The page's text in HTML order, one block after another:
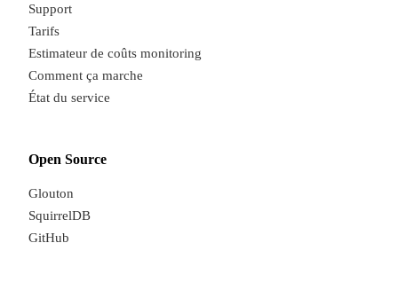
Support
Tarifs
Estimateur de coûts monitoring
Comment ça marche
État du service
Open Source
Glouton
SquirrelDB
GitHub